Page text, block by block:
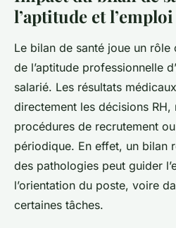
l’aptitude et l’emploi
Le bilan de santé joue un rôle
de l’aptitude professionnelle
salarié. Les résultats
directement les décisions
procédures de recrutement
périodique. En effet, un bilan
des pathologies peut guider
l’orientation du poste, voire
certaines tâches.